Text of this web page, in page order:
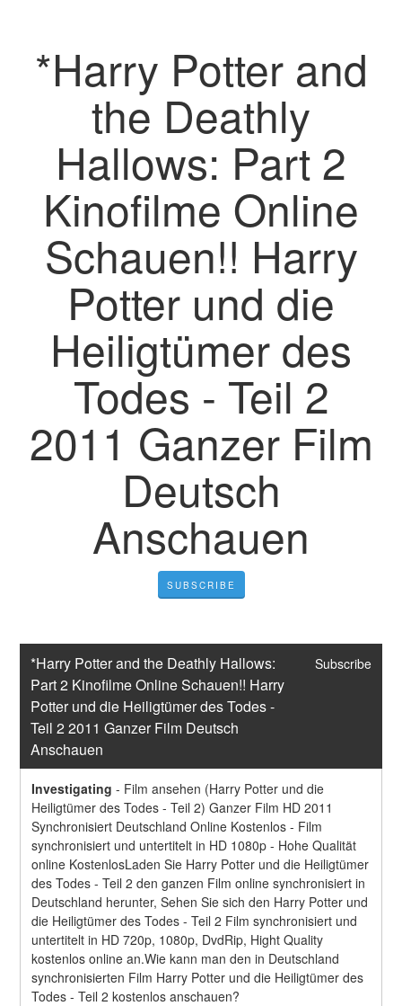
*Harry Potter and
the Deathly
Hallows: Part 2
Kinofilme Online
Schauen!! Harry
Potter und die
Heiligtümer des
Todes - Teil 2
2011 Ganzer Film
Deutsch
Anschauen
SUBSCRIBE
*Harry Potter and the Deathly Hallows:
Part 2 Kinofilme Online Schauen!! Harry
Potter und die Heiligtümer des Todes -
Teil 2 2011 Ganzer Film Deutsch
Anschauen
Subscribe
Investigating - Film ansehen (Harry Potter und die
Heiligtümer des Todes - Teil 2) Ganzer Film HD 2011
Synchronisiert Deutschland Online Kostenlos - Film
synchronisiert und untertitelt in HD 1080p - Hohe Qualität
online KostenlosLaden Sie Harry Potter und die Heiligtümer
des Todes - Teil 2 den ganzen Film online synchronisiert in
Deutschland herunter, Sehen Sie sich den Harry Potter und
die Heiligtümer des Todes - Teil 2 Film synchronisiert und
untertitelt in HD 720p, 1080p, DvdRip, Hight Quality
kostenlos online an.Wie kann man den in Deutschland
synchronisierten Film Harry Potter und die Heiligtümer des
Todes - Teil 2 kostenlos anschauen?